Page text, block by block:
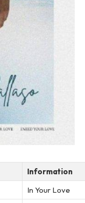
Information
In Your Love